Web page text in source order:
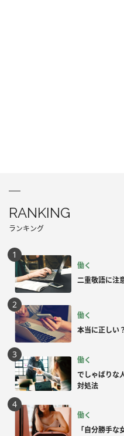
RANKING
ランキング
働く
二重敬語に注
働く
本当に正しい
働く
でしゃばりな
対処法
働く
「自分勝手